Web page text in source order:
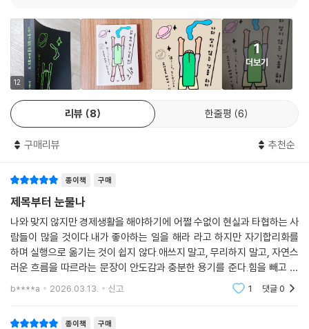
12
1
더보기
리뷰 8 한줄평 6
구매리뷰 추천순
종이책 구매
제목부터 눈물나
나와 맞지 않지만 경제생활을 해야하기에 어쩔 수없이 현실과 타협하는 사
람들이 많을 것이다.내가 좋아하는 일을 해라 라고 하지만 자기합리화를
하며 실행으로 옮기는 것이 쉽지 않다.애쓰지 말고, 무리하지 말고, 자연스
러운 흐름을 따르라는 문장이 안도감과 충분한 용기를 준다.힘을 빼고 순
리대로 흘러가자. 나의 중심을 관철하자.
b****a 2026.03.13. 신고 1 댓글0
종이책 구매